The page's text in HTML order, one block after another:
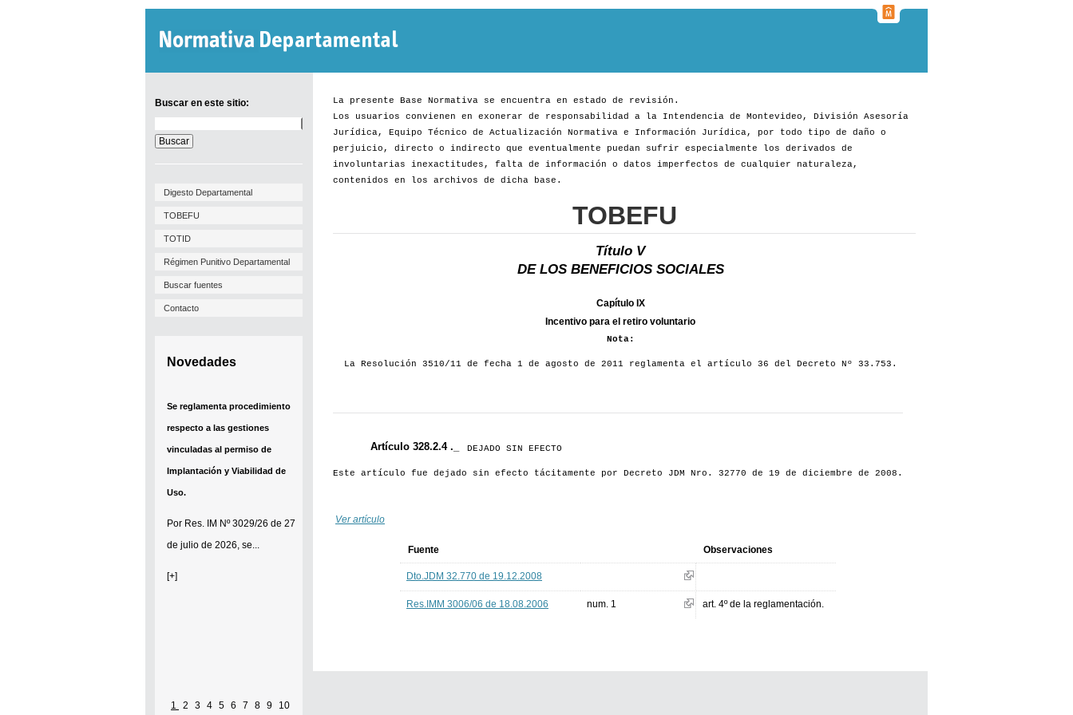
Buscar en este sitio:
en
este
sitio:
Digesto Departamental
TOBEFU
TOTID
Régimen Punitivo Departamental
Buscar fuentes
Contacto
Novedades
Se reglamenta procedimiento
respecto a las gestiones
vinculadas al permiso de
Implantación y Viabilidad de
Uso.
Por Res. IM Nº 3029/26 de 27
de julio de 2026, se...
[+]
1 2 3 4 5 6 7 8 9 10
La presente Base Normativa se encuentra en estado de revisión.
Los usuarios convienen en exonerar de responsabilidad a la Intendencia de Montevideo, División Asesoría
Jurídica, Equipo Técnico de Actualización Normativa e Información Jurídica, por todo tipo de daño o
perjuicio, directo o indirecto que eventualmente puedan sufrir especialmente los derivados de
involuntarias inexactitudes, falta de información o datos imperfectos de cualquier naturaleza,
contenidos en los archivos de dicha base.
TOBEFU
Título V
DE LOS BENEFICIOS SOCIALES
Capítulo IX
Incentivo para el retiro voluntario
Nota:
La Resolución 3510/11 de fecha 1 de agosto de 2011 reglamenta el artículo 36 del Decreto Nº 33.753.
Artículo 328.2.4 ._ DEJADO SIN EFECTO
Este artículo fue dejado sin efecto tácitamente por Decreto JDM Nro. 32770 de 19 de diciembre de 2008.
Ver artículo
Fuente Observaciones
Dto.JDM 32.770 de 19.12.2008
Res.IMM 3006/06 de 18.08.2006 num. 1 art. 4º de la reglamentación.